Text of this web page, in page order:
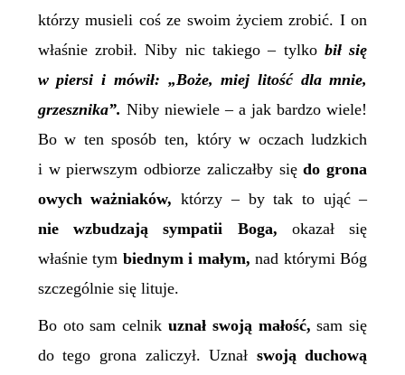
którzy musieli coś ze swoim życiem zrobić. I on
właśnie zrobił. Niby nic takiego – tylko bił się
w piersi i mówił: „Boże, miej litość dla mnie,
grzesznika”. Niby niewiele – a jak bardzo wiele!
Bo w ten sposób ten, który w oczach ludzkich
i w pierwszym odbiorze zaliczałby siędo grona
owych ważniaków,którzy – by tak to ująć –
nie wzbudzają sympatii Boga, okazał się
właśnie tym biednym i małym, nad którymi Bóg
szczególnie się lituje.
Bo oto sam celnik uznał swoją małość,sam się
do tego grona zaliczył. Uznał swoją duchową